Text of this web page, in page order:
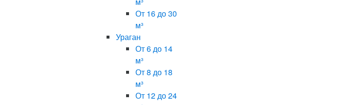
От 16 до 30
м³
Ураган
От 6 до 14
м³
От 8 до 18
м³
От 12 до 24